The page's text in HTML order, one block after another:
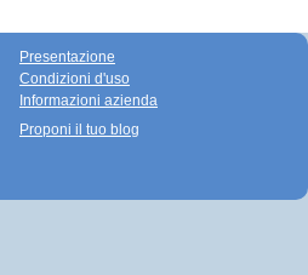
Presentazione
Condizioni d'uso
Informazioni azienda
Proponi il tuo blog